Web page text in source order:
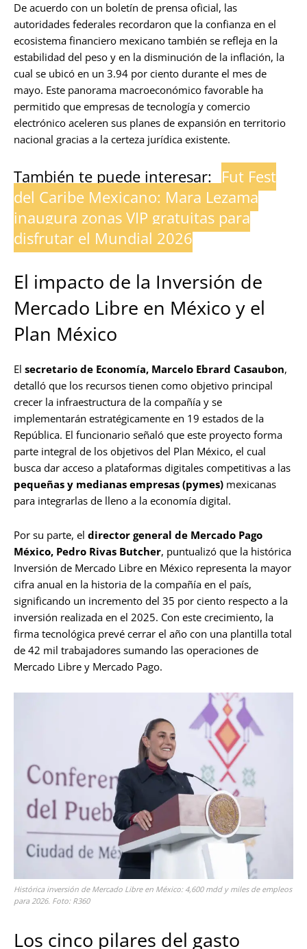
De acuerdo con un boletín de prensa oficial, las
autoridades federales recordaron que la confianza en el
ecosistema financiero mexicano también se refleja en la
estabilidad del peso y en la disminución de la inflación, la
cual se ubicó en un 3.94 por ciento durante el mes de
mayo. Este panorama macroeconómico favorable ha
permitido que empresas de tecnología y comercio
electrónico aceleren sus planes de expansión en territorio
nacional gracias a la certeza jurídica existente.
También te puede interesar: Fut Fest
del Caribe Mexicano: Mara Lezama
inaugura zonas VIP gratuitas para
disfrutar el Mundial 2026
El impacto de la Inversión de
Mercado Libre en México y el
Plan México
El secretario de Economía, Marcelo Ebrard Casaubon,
detalló que los recursos tienen como objetivo principal
crecer la infraestructura de la compañía y se
implementarán estratégicamente en 19 estados de la
República. El funcionario señaló que este proyecto forma
parte integral de los objetivos del Plan México, el cual
busca dar acceso a plataformas digitales competitivas a las
pequeñas y medianas empresas (pymes) mexicanas
para integrarlas de lleno a la economía digital.
Por su parte, el director general de Mercado Pago
México, Pedro Rivas Butcher, puntualizó que la histórica
Inversión de Mercado Libre en México representa la mayor
cifra anual en la historia de la compañía en el país,
significando un incremento del 35 por ciento respecto a la
inversión realizada en el 2025. Con este crecimiento, la
firma tecnológica prevé cerrar el año con una plantilla total
de 42 mil trabajadores sumando las operaciones de
Mercado Libre y Mercado Pago.
Histórica inversión de Mercado Libre en México: 4,600 mdd y miles de empleos
para 2026. Foto: R360
Los cinco pilares del gasto